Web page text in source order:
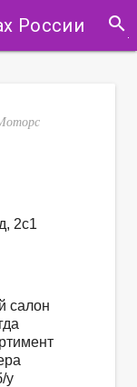
России search
2с1
салон
у